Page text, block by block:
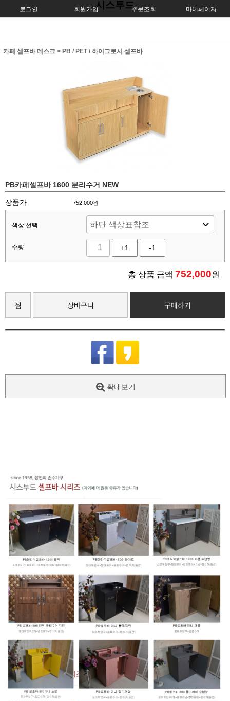
로그인 회원가입 주문조회 마이페이지
시스투드
카페 셀프바 데스크 > PB / PET / 하이그로시 셀프바
PB카페셀프바 1600 분리수거 NEW
상품가 752,000원
색상 선택
수량 +1 -1
총 상품 금액 752,000원
찜 장바구니 구매하기
확대보기